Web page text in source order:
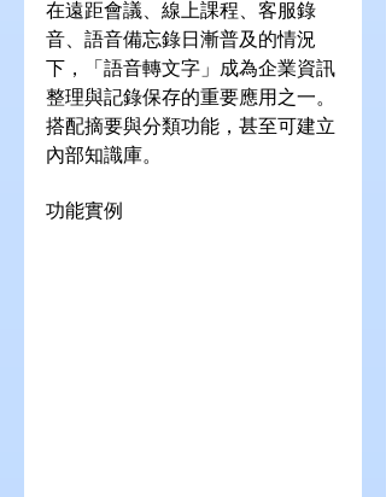
在遠距會議、線上課程、客服錄
音、語音備忘錄日漸普及的情況
下，「語音轉文字」成為企業資訊
整理與記錄保存的重要應用之一。
搭配摘要與分類功能，甚至可建立
內部知識庫。
功能實例